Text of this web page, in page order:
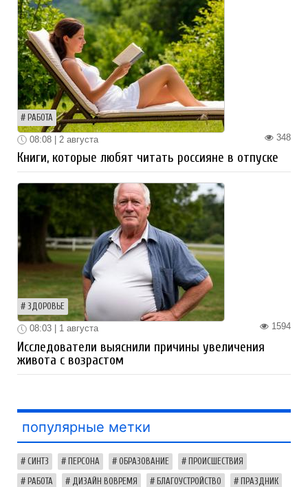
РАБОТА
348
08:08 | 2 августа
Книги, которые любят читать россияне в отпуске
ЗДОРОВЬЕ
1594
08:03 | 1 августа
Исследователи выяснили причины увеличения
живота с возрастом
популярные метки
СИНТЗ ПЕРСОНА ОБРАЗОВАНИЕ ПРОИСШЕСТВИЯ
РАБОТА ДИЗАЙН ВОВРЕМЯ БЛАГОУСТРОЙСТВО ПРАЗДНИК